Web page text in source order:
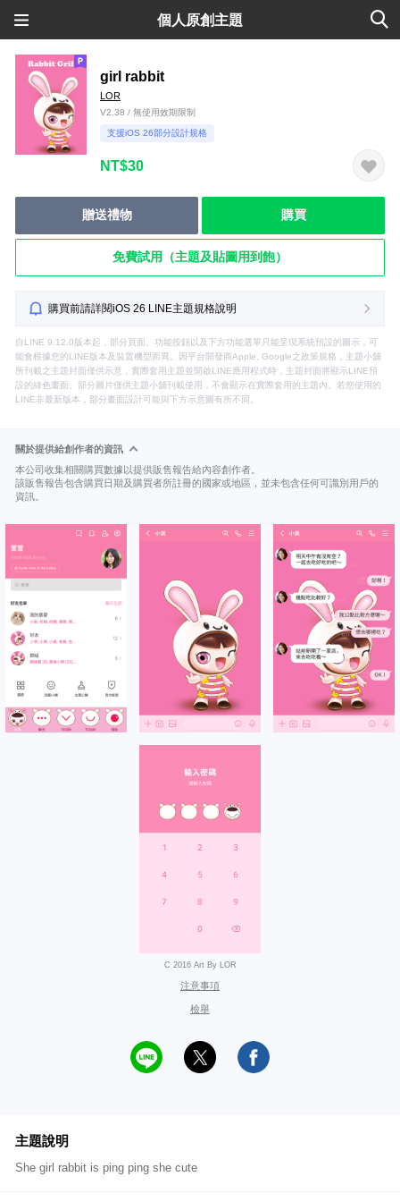
個人原創主題
girl rabbit
LOR
V2.38 / 無使用效期限制
支援iOS 26部分設計規格
NT$30
贈送禮物 購買
免費試用（主題及貼圖用到飽）
購買前請詳閱iOS 26 LINE主題規格說明
自LINE 9.12.0版本起，部分頁面、功能按鈕以及下方功能選單只能呈現系統預設的圖示，可
能會根據您的LINE版本及裝置機型而異。因平台開發商Apple, Google之政策規格，主題小舖
所刊載之主題封面僅供示意，實際套用主題並開啟LINE應用程式時，主題封面將顯示LINE預
設的綠色畫面。部分圖片僅供主題小舖刊載使用，不會顯示在實際套用的主題內。若您使用的
LINE非最新版本，部分畫面設計可能與下方示意圖有所不同。
關於提供給創作者的資訊
本公司收集相關購買數據以提供販售報告給內容創作者。
該販售報告包含購買日期及購買者所註冊的國家或地區，並未包含任何可識別用戶的
資訊。
C 2016 Art By LOR
注意事項
檢舉
主題說明
She girl rabbit is ping ping she cute